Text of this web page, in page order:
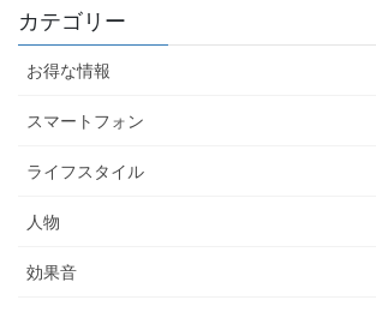
カテゴリー
お得な情報
スマートフォン
ライフスタイル
人物
効果音